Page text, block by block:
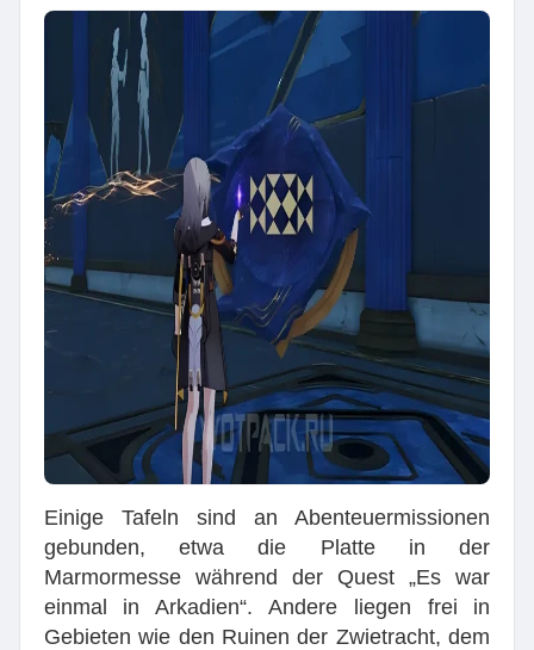
Einige Tafeln sind an Abenteuermissionen
gebunden, etwa die Platte in der
Marmormesse während der Quest „Es war
einmal in Arkadien“. Andere liegen frei in
Gebieten wie den Ruinen der Zwietracht, dem